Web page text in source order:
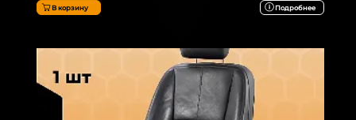
В корзину Подробнее